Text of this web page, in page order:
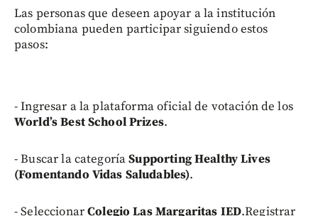
Las personas que deseen apoyar a la institución
colombiana pueden participar siguiendo estos
pasos:
- Ingresar a la plataforma oficial de votación de los
World’s Best School Prizes.
- Buscar la categoríaSupporting Healthy Lives
(Fomentando Vidas Saludables).
- SeleccionarColegio Las Margaritas IED.Registrar